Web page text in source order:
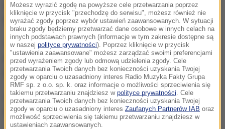
Gdyni Mistrzostwach Europy w Biegach
Przeszkodowych OCR.
Starty przewidziane są w sześciu kategoriach
biegowych: Elite, Open, Bieg Rodzinny czy Bieg z
Pieskiem, ale też B4-Before i Biegun Totalny.
Zgłosić się możecie nawet w dniu biegu - w sobotę i
niedzielę:zapisy trwają TUTAJ! >>>>
Możesz wyrazić zgodę na powyższe cele przetwarzania poprzez
kliknięcie w przycisk "przechodzę do serwisu", możesz również nie
wyrażać zgody poprzez wybór ustawień zaawansowanych. W sytuacji
braku zgody będziemy przetwarzać dane osobowe w innych celach na
innych podstawach prawnych (informacje w tym zakresie dostępne są
w naszej polityce prywatności). Poprzez kliknięcie w przycisk
"ustawienia zaawansowane" możesz zarządzać swoimi preferencjami
przed wyrażeniem zgody lub odmową udzielenia zgody. Cele
przetwarzania Twoich danych bez konieczności uzyskania Twojej
zgody w oparciu o uzasadniony interes Radio Muzyka Fakty Grupa
RMF sp. z o.o. sp. k. oraz informacje o możliwości sprzeciwienia się
takiemu przetwarzaniu znajdziesz w polityce prywatności . Cele
przetwarzania Twoich danych bez konieczności uzyskania Twojej
zgody w oparciu o uzasadniony interes Zaufanych Partnerów IAB oraz
możliwość sprzeciwienia się takiemu przetwarzaniu znajdziesz w
ustawieniach zaawansowanych.